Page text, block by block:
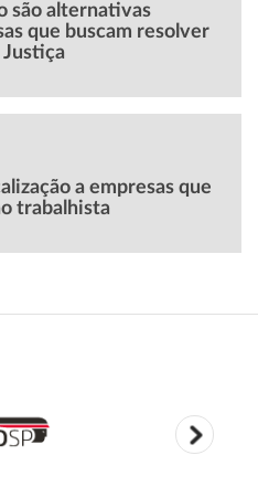
são alternativas
que buscam resolver
a empresas que
trabalhista